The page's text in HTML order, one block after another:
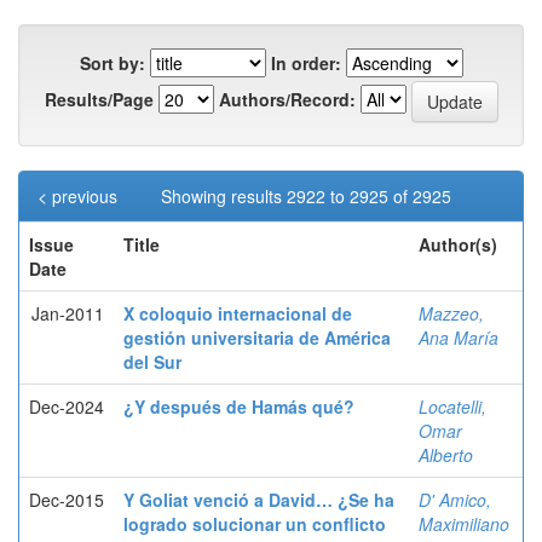
Sort by:
In order:
Results/Page
Authors/Record:
Showing results 2922 to 2925 of 2925
< previous
Issue
Date
Title Author(s)
Jan-2011
X coloquio internacional de
gestión universitaria de América
del Sur
Mazzeo,
Ana María
Dec-2024 ¿Y después de Hamás qué?
Locatelli,
Omar
Alberto
Dec-2015
Y Goliat venció a David… ¿Se ha
logrado solucionar un conflicto
D' Amico,
Maximiliano